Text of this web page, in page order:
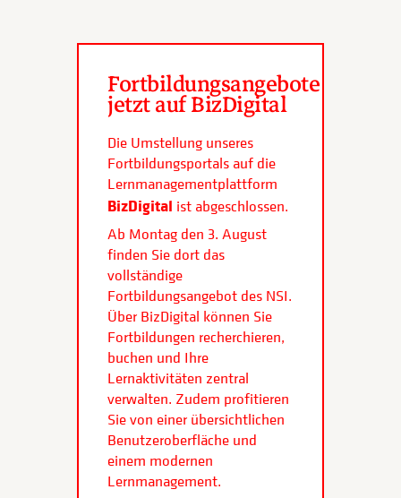
Fortbildungsangebote
jetzt auf BizDigital
Die Umstellung unseres
Fortbildungsportals auf die
Lernmanagementplattform
BizDigital ist abgeschlossen.
Ab Montag den 3. August
finden Sie dort das
vollständige
Fortbildungsangebot des NSI.
Über BizDigital können Sie
Fortbildungen recherchieren,
buchen und Ihre
Lernaktivitäten zentral
verwalten. Zudem profitieren
Sie von einer übersichtlichen
Benutzeroberfläche und
einem modernen
Lernmanagement.